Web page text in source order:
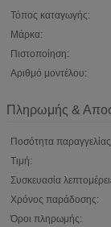
Τόπος καταγωγής:
Μάρκα:
Πιστοποίηση:
Αριθμό μοντέλου:
Πληρωμής &
Ποσότητα
Τιμή:
Συσκευασία
Χρόνος παράδοσης:
Όροι πληρωμής: